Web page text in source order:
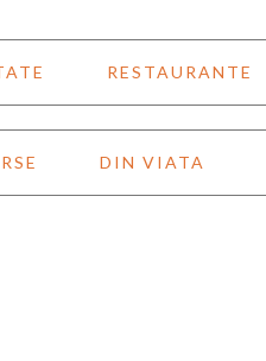
RESTAURANTE
DIN VIATA